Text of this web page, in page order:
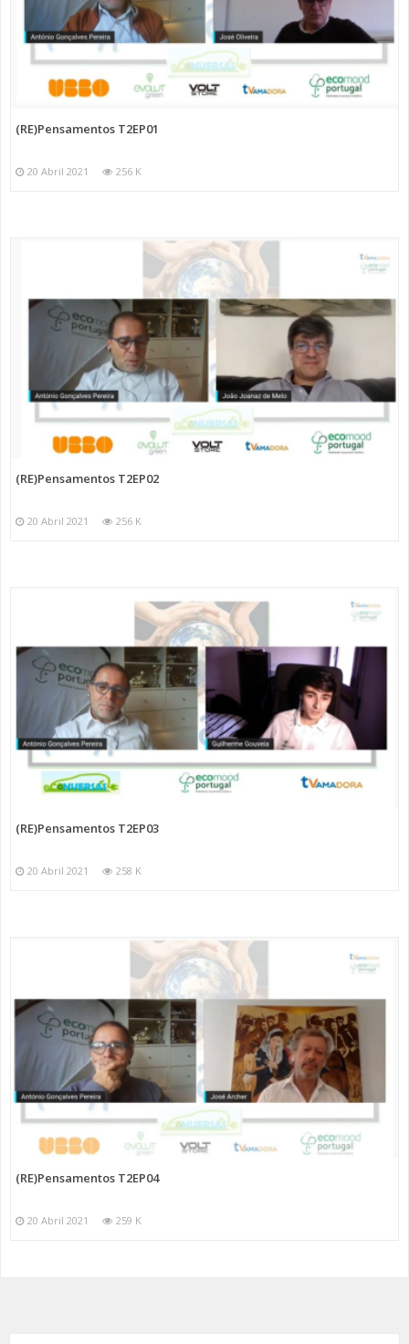
(RE)Pensamentos T2EP01
20 Abril 2021 256 K
(RE)Pensamentos T2EP02
20 Abril 2021 256 K
(RE)Pensamentos T2EP03
20 Abril 2021 258 K
(RE)Pensamentos T2EP04
20 Abril 2021 259 K